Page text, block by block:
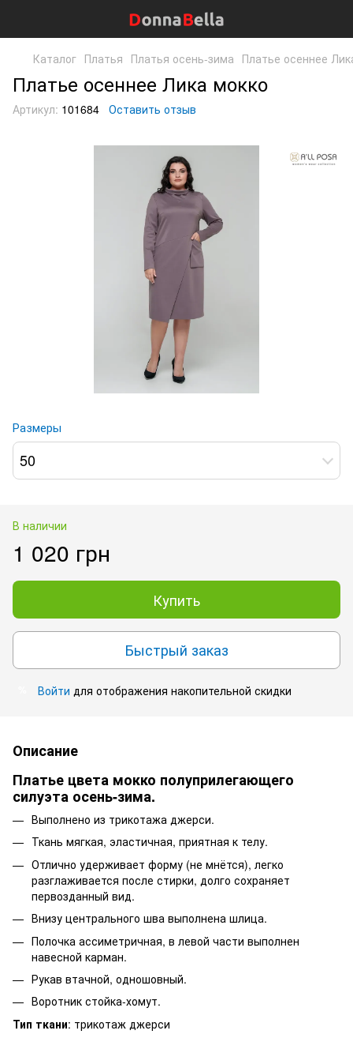
Каталог Платья Платья осень-зима Платье осеннее
Платье осеннее Лика мокко
Артикул: 101684 Оставить отзыв
Размеры
50
В наличии
1 020 грн
Купить
Быстрый заказ
Войти для отображения накопительной скидки
Описание
Платье цвета мокко полуприлегающего
силуэта осень-зима.
Выполнено из трикотажа джерси.
Ткань мягкая, эластичная, приятная к телу.
Отлично удерживает форму (не мнётся), легко
разглаживается после стирки, долго сохраняет
первозданный вид.
Внизу центрального шва выполнена шлица.
Полочка ассиметричная, в левой части выполнен
навесной карман.
Рукав втачной, одношовный.
Воротник стойка-хомут.
Тип ткани: трикотаж джерси